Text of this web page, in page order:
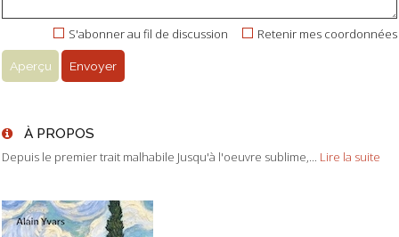
Retenir mes coordonnées
S'abonner au fil de discussion
À PROPOS
Depuis le premier trait malhabile Jusqu'à l'oeuvre sublime,... Lire la suite